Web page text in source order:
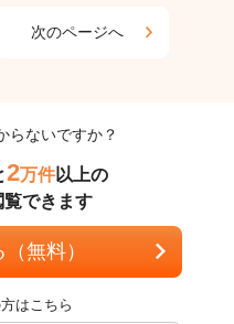
次のページへ
らないですか？
2万件以上の
できます
無料）
はこちら